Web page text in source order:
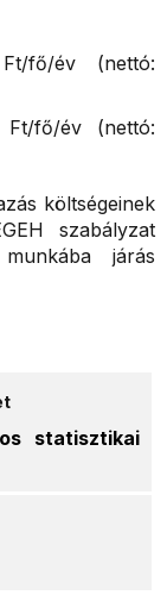
fő/év (nettó:
fő/év (nettó:
költségeinek
szabályzat
járás
statisztikai